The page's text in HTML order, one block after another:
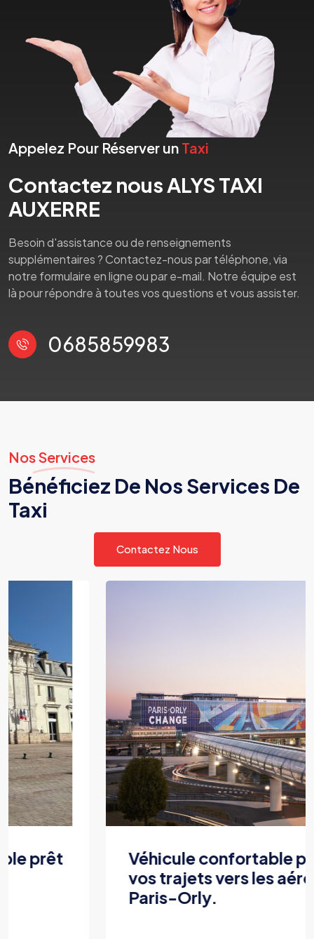
Appelez Pour Réserver un Taxi
Contactez nous ALYS TAXI
AUXERRE
Besoin d'assistance ou de renseignements
supplémentaires ? Contactez-nous par téléphone, via
notre formulaire en ligne ou par e-mail. Notre équipe est
là pour répondre à toutes vos questions et vous assister.
0685859983
Nos Services
Bénéficiez De Nos Services De
Taxi
Contactez Nous
Véhicule confortable pour tous
vos trajets vers les aéroports de